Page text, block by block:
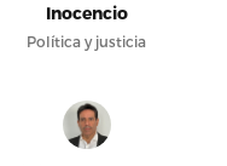
Inocencio
Política y justicia